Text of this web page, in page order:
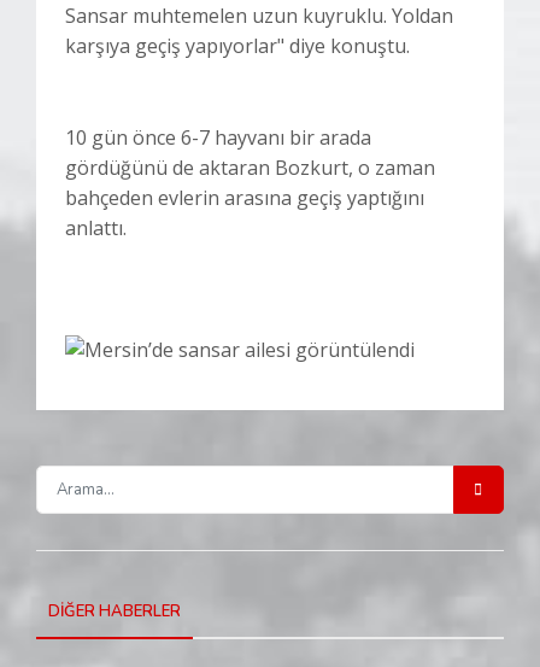
Sansar muhtemelen uzun kuyruklu. Yoldan
karşıya geçiş yapıyorlar" diye konuştu.
10 gün önce 6-7 hayvanı bir arada
gördüğünü de aktaran Bozkurt, o zaman
bahçeden evlerin arasına geçiş yaptığını
anlattı.
DİĞER HABERLER